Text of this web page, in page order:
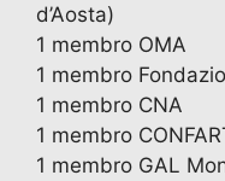
d’Aosta)
1 membro OMA
1 membro
1 membro CNA
1 membro
1 membro GAL